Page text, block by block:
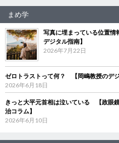
まめ学
写真に埋まっている位置
デジタル指南】
2026年7月22日
ゼロトラストって何？ 【岡嶋教授のデジ
2026年6月18日
きっと大平元首相は泣いている 【政眼
治コラム】
2026年6月10日